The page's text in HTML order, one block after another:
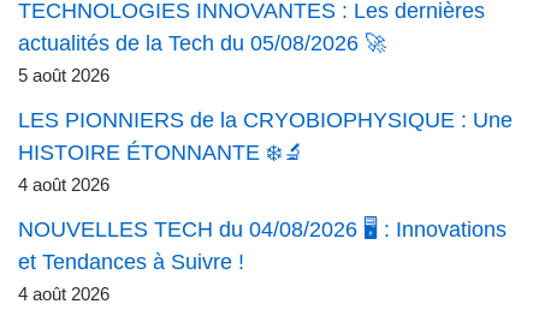
TECHNOLOGIES INNOVANTES : Les dernières
actualités de la Tech du 05/08/2026 🚀
5 août 2026
LES PIONNIERS de la CRYOBIOPHYSIQUE : Une
HISTOIRE ÉTONNANTE ❄️🔬
4 août 2026
NOUVELLES TECH du 04/08/2026 🖥️ : Innovations
et Tendances à Suivre !
4 août 2026